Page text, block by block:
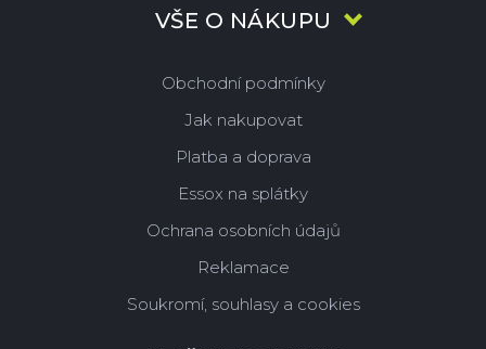
VŠE O NÁKUPU
Obchodní podmínky
Jak nakupovat
Platba a doprava
Essox na splátky
Ochrana osobních údajů
Reklamace
Soukromí, souhlasy a cookies